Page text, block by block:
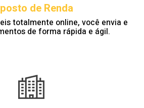
de Renda
totalmente online, você envia e
de forma rápida e ágil.